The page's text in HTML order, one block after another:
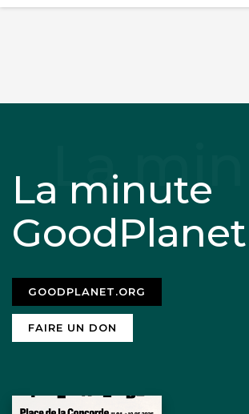
La minute
GoodPlanet
GOODPLANET.ORG
FAIRE UN DON